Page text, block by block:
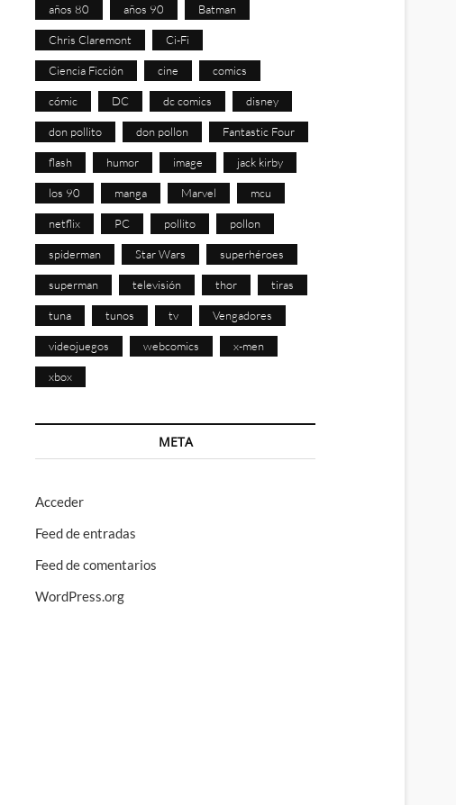
años 80 años 90 Batman
Chris Claremont Ci-Fi
Ciencia Ficción cine comics
cómic DC dc comics disney
don pollito don pollon Fantastic Four
flash humor image jack kirby
los 90 manga Marvel mcu
netflix PC pollito pollon
spiderman Star Wars superhéroes
superman televisión thor tiras
tuna tunos tv Vengadores
videojuegos webcomics x-men
xbox
META
Acceder
Feed de entradas
Feed de comentarios
WordPress.org